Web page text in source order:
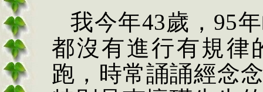
我今年43歲， 95
都沒有進行有規律
跑，時常誦誦經念